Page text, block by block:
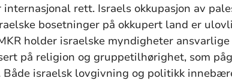
rett. Israels okkupasjon av
bosetninger på okkupert land er
holder israelske myndigheter
på religion og gruppetilhørighet, som
Både israelsk lovgivning og politikk